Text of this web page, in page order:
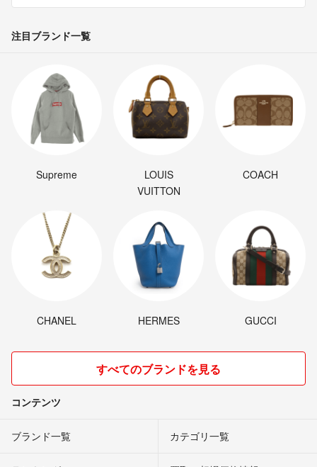
注目ブランド一覧
Supreme
LOUIS
VUITTON
COACH
CHANEL HERMES GUCCI
すべてのブランドを見る
コンテンツ
ブランド一覧 カテゴリ一覧